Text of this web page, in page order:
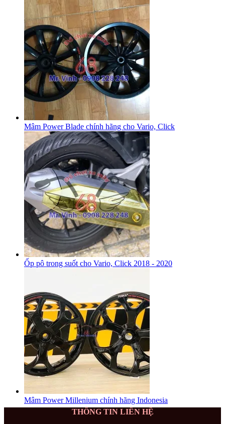
Mâm Power Blade chính hãng cho Vario, Click
Ốp pô trong suốt cho Vario, Click 2018 - 2020
Mâm Power Millenium chính hãng Indonesia
THÔNG TIN LIÊN HỆ